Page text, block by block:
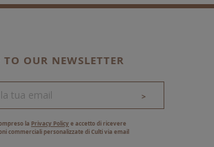
TO OUR NEWSLETTER
>
la Privacy Policye accetto di ricevere
commerciali personalizzate di Culti via email